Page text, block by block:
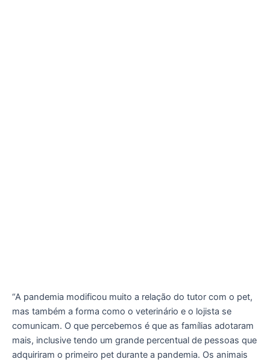
“A pandemia modificou muito a relação do tutor com o pet,
mas também a forma como o veterinário e o lojista se
comunicam. O que percebemos é que as famílias adotaram
mais, inclusive tendo um grande percentual de pessoas que
adquiriram o primeiro pet durante a pandemia. Os animais